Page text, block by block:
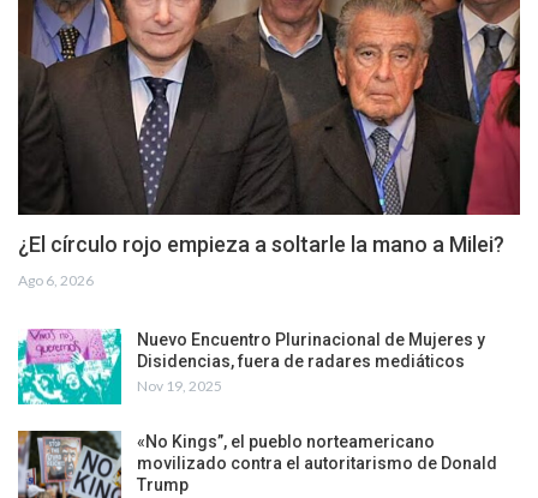
¿El círculo rojo empieza a soltarle la mano a Milei?
Ago 6, 2026
Nuevo Encuentro Plurinacional de Mujeres y
Disidencias, fuera de radares mediáticos
Nov 19, 2025
«No Kings”, el pueblo norteamericano
movilizado contra el autoritarismo de Donald
Trump